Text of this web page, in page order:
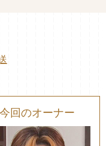
今回のオーナー